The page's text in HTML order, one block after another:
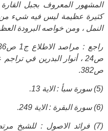
المشهور المعروف بجبل
كثيرة عظيمة ليس فيه شيء من
النمل ، ومن خواصه البرودة
ص24 ، أنوار البدرين في
ص382.
(5) سورة سبأ : الاية 13.
(6) سورة البقرة : الاية 249.